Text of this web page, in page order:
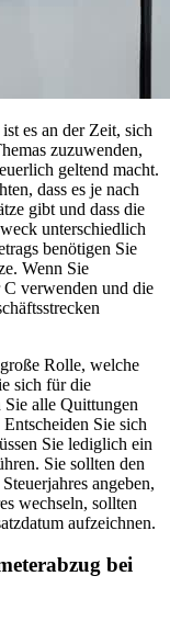
es an der Zeit, sich
zuzuwenden,
geltend macht.
dass es je nach
gibt und dass die
unterschiedlich
benötigen Sie
Wenn Sie
C verwenden und die
Rolle, welche
sich für die
alle Quittungen
Sie sich
Sie lediglich ein
Sie sollten den
angeben,
wechseln, sollten
aufzeichnen.
bei